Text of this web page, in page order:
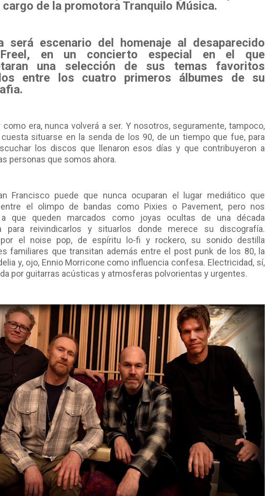
cargo de la promotora Tranquilo Música.
será escenario del homenaje al desaparecido
en un concierto especial en el que
una selección de sus temas favoritos
entre los cuatro primeros álbumes de su
como era, nunca volverá a ser. Y nosotros, seguramente, tampoco,
cuesta situarse en la senda de los 90, de un tiempo que fue, para
los discos que llenaron esos días y que contribuyeron a
personas que somos ahora.
Francisco puede que nunca ocuparan el lugar mediático que
el olimpo de bandas como Pixies o Pavement, pero nos
a que queden marcados como joyas ocultas de una década
para reivindicarlos y situarlos donde merece su discografía.
el noise pop, de espíritu lo-fi y rockero, su sonido destilla
familiares que transitan además entre el post punk de los 80, la
y, ojo, Ennio Morricone como influencia confesa. Electricidad, sí,
por guitarras acústicas y atmosferas polvorientas y urgentes.